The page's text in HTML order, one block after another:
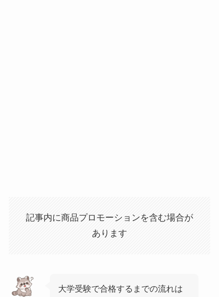
記事内に商品プロモーションを含む場合が
あります
大学受験で合格するまでの流れは